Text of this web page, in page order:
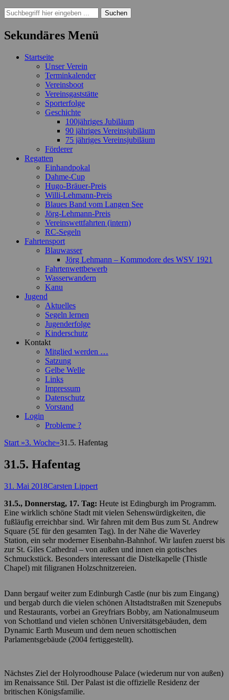
Suchen
Suchen
nach:
Sekundäres Menü
Zum
Startseite
Unser Verein
Terminkalender
Vereinsboot
Vereinsgaststätte
Sporterfolge
Geschichte
100jähriges Jubiläum
90 jähriges Vereinsjubiläum
75 jähriges Vereinsjubiläum
Förderer
Regatten
Einhandpokal
Dahme-Cup
Hugo-Bräuer-Preis
Willi-Lehmann-Preis
Blaues Band vom Langen See
Jörg-Lehmann-Preis
Vereinswettfahrten (intern)
RC-Segeln
Fahrtensport
Blauwasser
Jörg Lehmann – Kommodore des WSV 1921
Fahrtenwettbewerb
Wasserwandern
Kanu
Jugend
Aktuelles
Segeln lernen
Jugenderfolge
Kinderschutz
Kontakt
Mitglied werden …
Satzung
Gelbe Welle
Links
Impressum
Datenschutz
Vorstand
Login
Probleme ?
Start »3. Woche»31.5. Hafentag
31.5. Hafentag
Posted
31. Mai 2018Autor
Carsten Lippert
31.5., Donnerstag, 17. Tag: Heute ist Edingburgh im Programm.
Eine wirklich schöne Stadt mit vielen Sehenswürdigkeiten, die
fußläufig erreichbar sind. Wir fahren mit dem Bus zum St. Andrew
Square (5£ für den gesamten Tag). In der Nähe die Waverley
Station, ein sehr moderner Eisenbahn-Bahnhof. Wir laufen zuerst bis
zur St. Giles Cathedral – von außen und innen ein gotisches
Schmuckstück. Besonders interessant die Distelkapelle (Thistle
Chapel) mit filigranen Holzschnitzereien.
Dann bergauf weiter zum Edinburgh Castle (nur bis zum Eingang)
und bergab durch die vielen schönen Altstadtstraßen mit Szenepubs
und Restaurants, vorbei an Greyfriars Bobby, am Nationalmuseum
von Schottland und vielen schönen Universitätsgebäuden, dem
Dynamic Earth Museum und dem neuen schottischen
Parlamentsgebäude (2004 fertiggestellt).
Nächstes Ziel der Holyroodhouse Palace (wiederum nur von außen)
im Renaissance Stil. Der Palast ist die offizielle Residenz der
britischen Königsfamilie.